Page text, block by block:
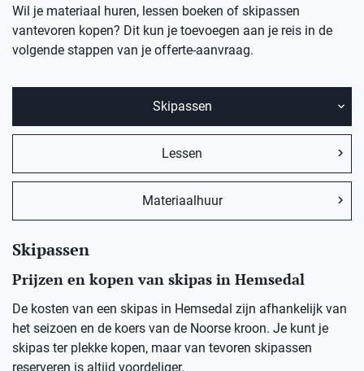
Wil je materiaal huren, lessen boeken of skipassen
vantevoren kopen? Dit kun je toevoegen aan je reis in de
volgende stappen van je offerte-aanvraag.
Skipassen
Lessen
Materiaalhuur
Skipassen
Prijzen en kopen van skipas in Hemsedal
De kosten van een skipas in Hemsedal zijn afhankelijk van
het seizoen en de koers van de Noorse kroon. Je kunt je
skipas ter plekke kopen, maar van tevoren skipassen
reserveren is altijd voordeliger.